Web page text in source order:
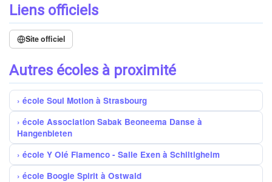
Liens officiels
Site officiel
Autres écoles à proximité
école Soul Motion à Strasbourg
école Association Sabak Beoneema Danse à
Hangenbieten
école Y Olé Flamenco - Salle Exen à Schiltigheim
école Boogie Spirit à Ostwald